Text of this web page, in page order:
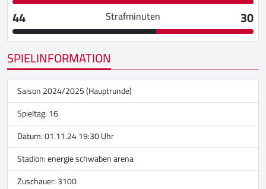
44
Strafminuten
30
SPIELINFORMATION
Saison 2024/2025 (Hauptrunde)
Spieltag: 16
Datum: 01.11.24 19:30 Uhr
Stadion:energie schwaben arena
Zuschauer: 3100